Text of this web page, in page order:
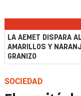
LA AEMET DISPARA
AMARILLOS Y
GRANIZO
SOCIEDAD